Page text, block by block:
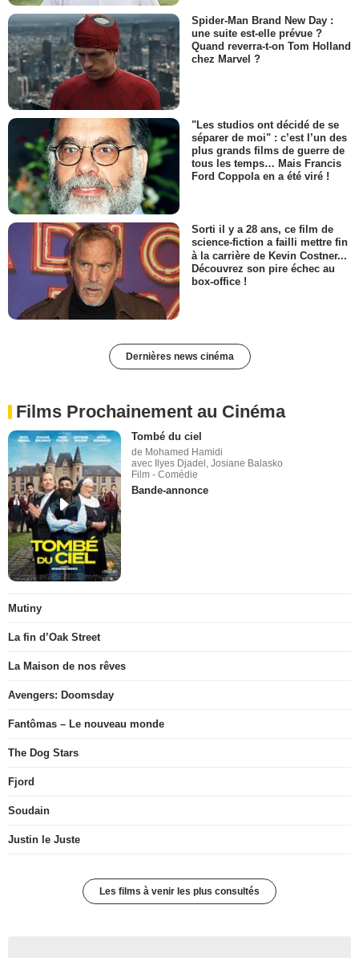
Spider-Man Brand New Day :
une suite est-elle prévue ?
Quand reverra-t-on Tom Holland
chez Marvel ?
"Les studios ont décidé de se
séparer de moi" : c’est l’un des
plus grands films de guerre de
tous les temps… Mais Francis
Ford Coppola en a été viré !
Sorti il y a 28 ans, ce film de
science-fiction a failli mettre fin
à la carrière de Kevin Costner...
Découvrez son pire échec au
box-office !
Dernières news cinéma
Films Prochainement au Cinéma
Tombé du ciel
de Mohamed Hamidi
avec Ilyes Djadel, Josiane Balasko
Film - Comédie
Bande-annonce
Mutiny
La fin d’Oak Street
La Maison de nos rêves
Avengers: Doomsday
Fantômas – Le nouveau monde
The Dog Stars
Fjord
Soudain
Justin le Juste
Les films à venir les plus consultés